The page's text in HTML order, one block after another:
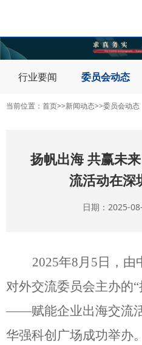
行业要闻
委员会动态
当前位置： 首页>>新闻动态>>委员会动态
扬帆出海 共赢未
流活动在深
日期：2025-
2025年8月5日，由
对外交流委员会主办的
——赋能企业出海交流
华强科创广场成功举办